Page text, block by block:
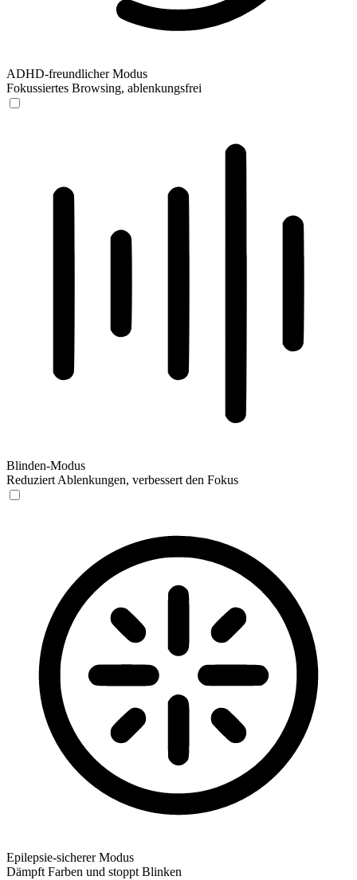
ADHD-freundlicher Modus
Fokussiertes Browsing, ablenkungsfrei
Blinden-Modus
Reduziert Ablenkungen, verbessert den Fokus
Epilepsie-sicherer Modus
Dämpft Farben und stoppt Blinken